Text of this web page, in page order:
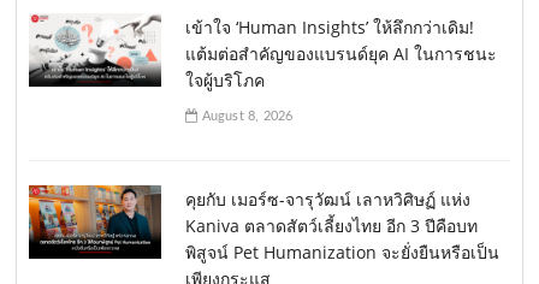
เข้าใจ ‘Human Insights’ ให้ลึกกว่าเดิม!
แต้มต่อสำคัญของแบรนด์ยุค AI ในการชนะ
ใจผู้บริโภค
August 8, 2026
คุยกับ เมอร์ซ-จารุวัฒน์ เลาหวิศิษฏ์ แห่ง
Kaniva ตลาดสัตว์เลี้ยงไทย อีก 3 ปีคือบท
พิสูจน์ Pet Humanization จะยั่งยืนหรือเป็น
เพียงกระแส